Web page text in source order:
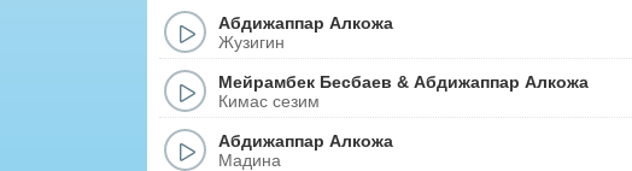
Абдижаппар Алкожа
Жузигин
Мейрамбек Бесбаев & Абдижаппар Алкожа
Кимас сезим
Абдижаппар Алкожа
Мадина